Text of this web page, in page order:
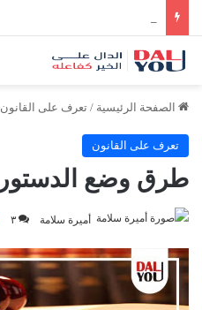
الصفحة الرئيسية / تعرف على القانون
تعرف على القانون
طرق وضع الدستور
أميرة سلامة ٣